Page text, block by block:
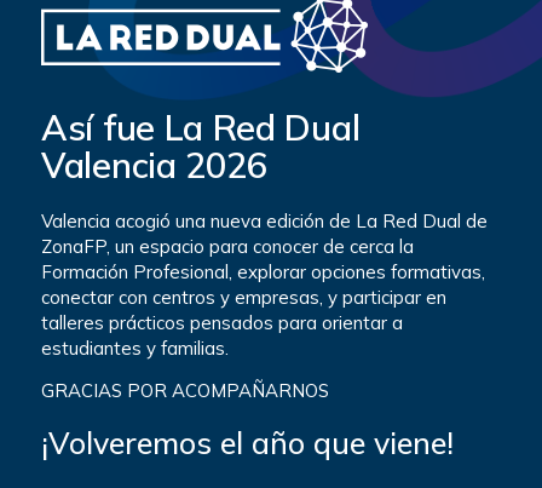
Así fue La Red Dual
Valencia 2026
Valencia acogió una nueva edición de La Red Dual de
ZonaFP, un espacio para conocer de cerca la
Formación Profesional, explorar opciones formativas,
conectar con centros y empresas, y participar en
talleres prácticos pensados para orientar a
estudiantes y familias.
GRACIAS POR ACOMPAÑARNOS
¡Volveremos el año que viene!